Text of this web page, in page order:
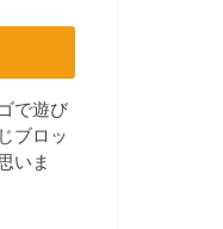
で遊び
ブロッ
いま